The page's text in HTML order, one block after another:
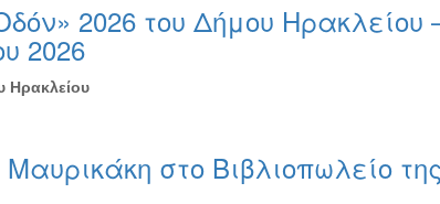
2026 του Δήμου Ηρακλείου
2026
Ηρακλείου
στο Βιβλιοπωλείο της